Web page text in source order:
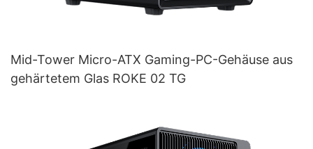
Mid-Tower Micro-ATX Gaming-PC-Gehäuse aus
gehärtetem Glas ROKE 02 TG